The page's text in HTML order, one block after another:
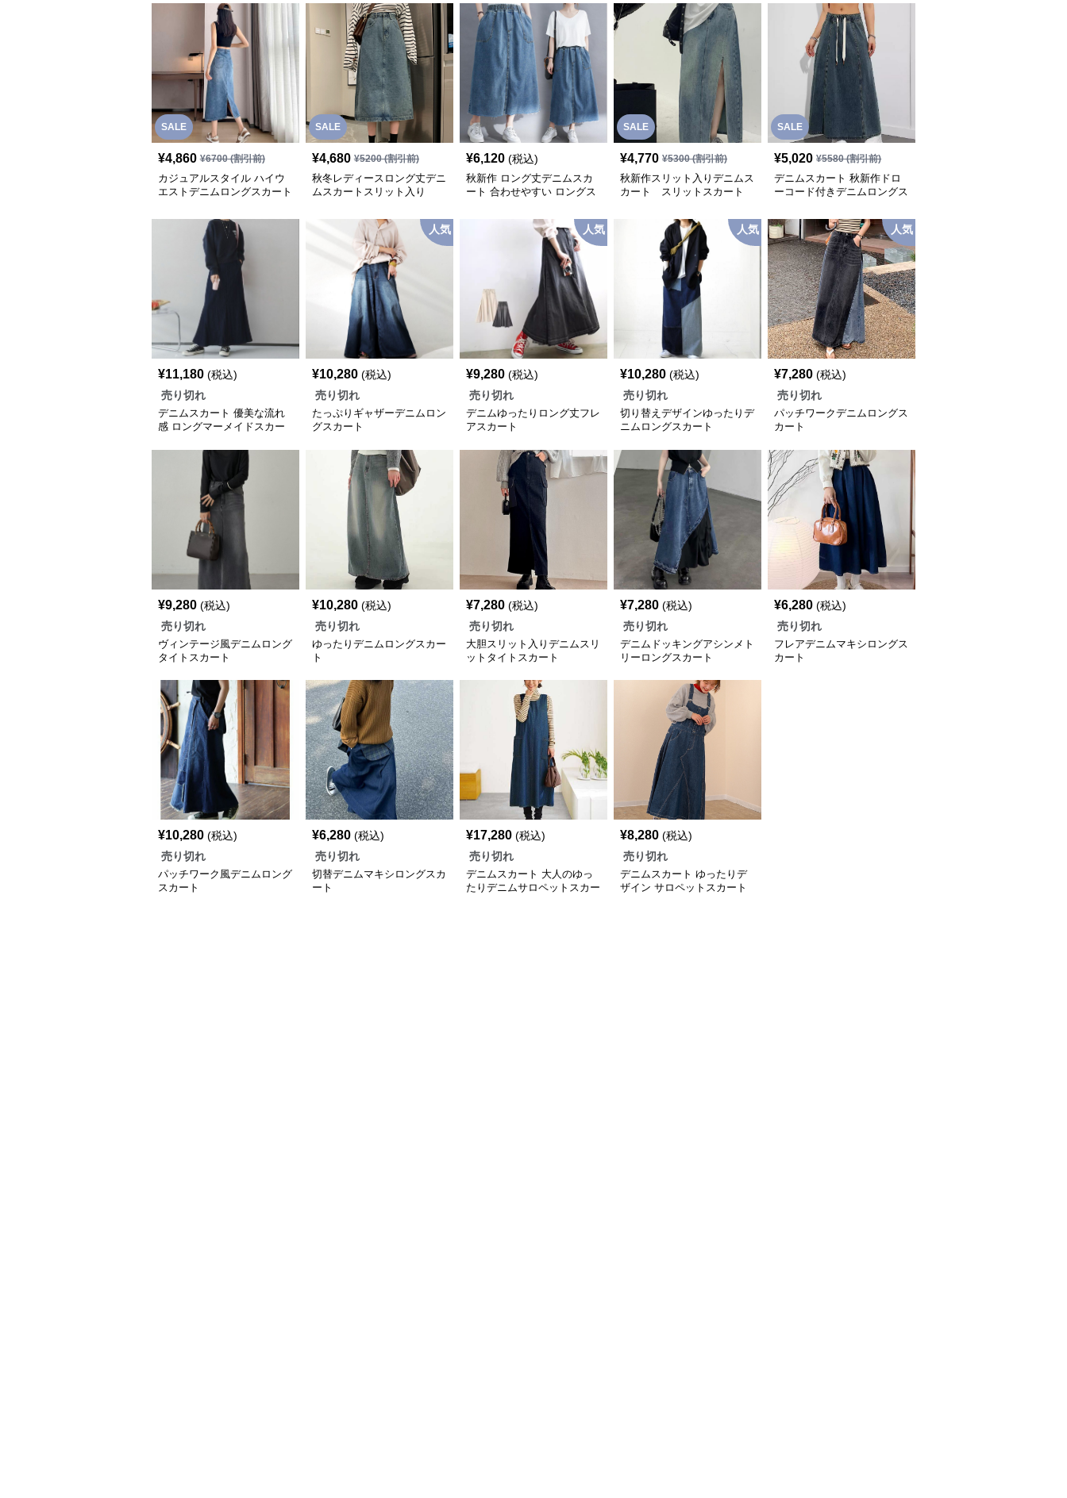
SALE
¥4,860 ¥6700(割引前)
カジュアルスタイル ハイウ
エストデニムロングスカート
SALE
¥4,680 ¥5200(割引前)
秋冬レディースロング丈デニ
ムスカートスリット入り
¥6,120 (税込)
秋新作 ロング丈デニムスカ
ート 合わせやすい ロングス
SALE
¥4,770 ¥5300(割引前)
秋新作スリット入りデニムス
カート スリットスカート
SALE
¥5,020 ¥5580(割引前)
デニムスカート 秋新作ドロ
ーコード付きデニムロングス
¥11,180 (税込)
売り切れ
デニムスカート 優美な流れ
感 ロングマーメイドスカー
人気
¥10,280 (税込)
売り切れ
たっぷりギャザーデニムロン
グスカート
人気
¥9,280 (税込)
売り切れ
デニムゆったりロング丈フレ
アスカート
人気
¥10,280 (税込)
売り切れ
切り替えデザインゆったりデ
ニムロングスカート
人気
¥7,280 (税込)
売り切れ
パッチワークデニムロングス
カート
¥9,280 (税込)
売り切れ
ヴィンテージ風デニムロング
タイトスカート
¥10,280 (税込)
売り切れ
ゆったりデニムロングスカー
ト
¥7,280 (税込)
売り切れ
大胆スリット入りデニムスリ
ットタイトスカート
¥7,280 (税込)
売り切れ
デニムドッキングアシンメト
リーロングスカート
¥6,280 (税込)
売り切れ
フレアデニムマキシロングス
カート
¥10,280 (税込)
売り切れ
パッチワーク風デニムロング
スカート
¥6,280 (税込)
売り切れ
切替デニムマキシロングスカ
ート
¥17,280 (税込)
売り切れ
デニムスカート 大人のゆっ
たりデニムサロペットスカー
¥8,280 (税込)
売り切れ
デニムスカート ゆったりデ
ザイン サロペットスカート